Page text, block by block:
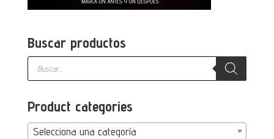
Buscar productos
Búsqueda
productos
Product categories
Selecciona una categoría